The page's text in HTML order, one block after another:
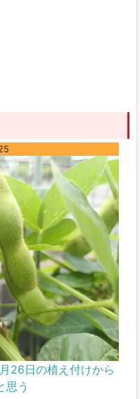
26日の植え付けから
思う